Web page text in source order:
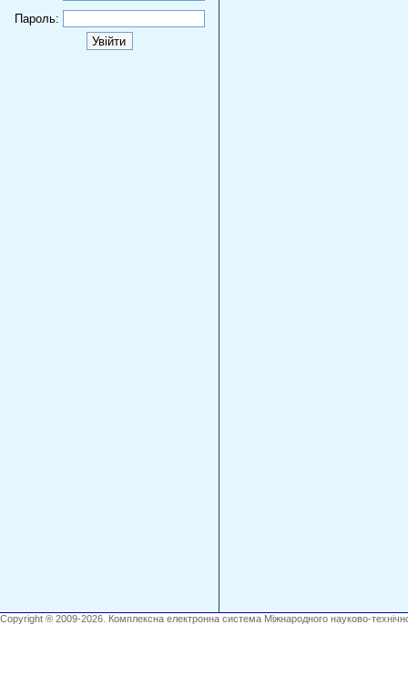
Пароль:
Copyright ® 2009-2026. Комплексна електронна система Міжнародного науково-